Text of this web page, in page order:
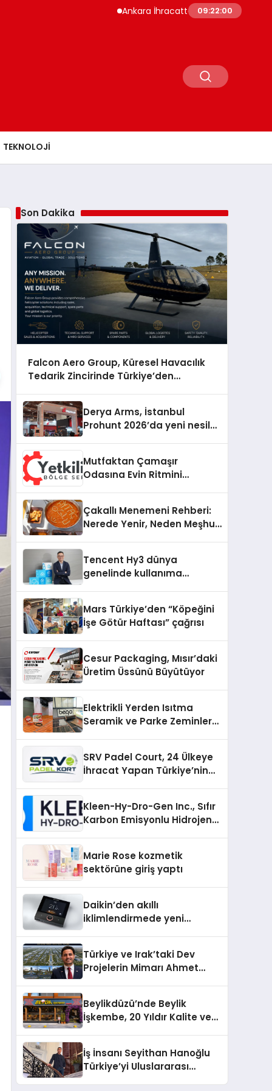
Ankara İhracatta Rekor Kırdı Yedi Ayda 10,8
09:22:02
TEKNOLOJI
Son Dakika
Falcon Aero Group, Küresel Havacılık
Tedarik Zincirinde Türkiye’den
Derya Arms, İstanbul
Prohunt 2026’da yeni nesil
Mutfaktan Çamaşır
Odasına Evin Ritmini
Destek Deneyimi
Çakallı Menemeni Rehberi:
Nerede Yenir, Neden Meşhur,
Tencent Hy3 dünya
genelinde kullanıma
Mars Türkiye’den “Köpeğini
İşe Götür Haftası” çağrısı
Cesur Packaging, Mısır’daki
Üretim Üssünü Büyütüyor
Elektrikli Yerden Isıtma
Seramik ve Parke Zeminler
SRV Padel Court, 24 Ülkeye
İhracat Yapan Türkiye’nin
Kleen-Hy-Dro-Gen Inc., Sıfır
Karbon Emisyonlu Hidrojen
Aldı
Marie Rose kozmetik
sektörüne giriş yaptı
Daikin’den akıllı
iklimlendirmede yeni
Türkiye ve Irak’taki Dev
Projelerin Mimarı Ahmet
Holding Industrial City”
Projesini Hayata Geçirecek
Beylikdüzü’nde Beylik
İşkembe, 20 Yıldır Kalite ve
İş İnsanı Seyithan Hanoğlu
Türkiye’yi Uluslararası